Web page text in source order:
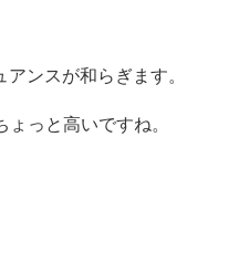
アンスが和らぎます。
と高いですね。